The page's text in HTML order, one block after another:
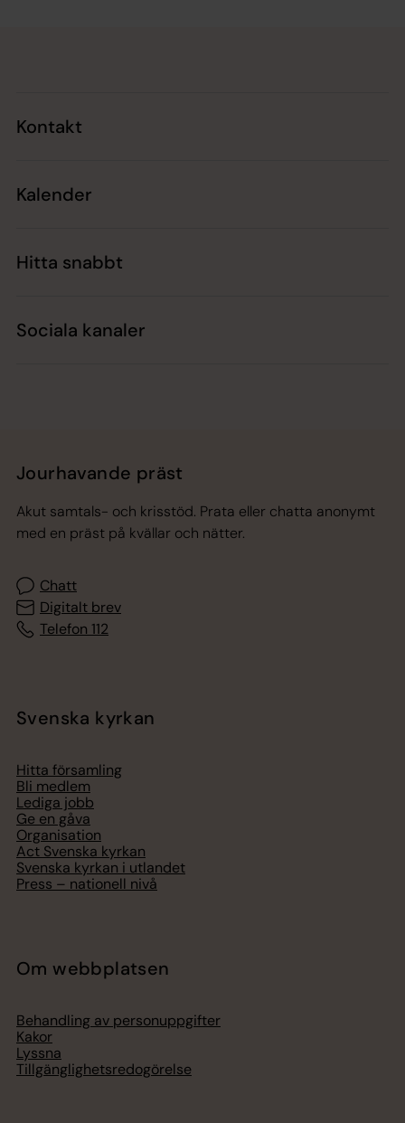
Kontakt
Kalender
Hitta snabbt
Sociala kanaler
Jourhavande präst
Akut samtals- och krisstöd. Prata eller chatta anonymt
med en präst på kvällar och nätter.
Chatt
Digitalt brev
Telefon 112
Svenska kyrkan
Hitta församling
Bli medlem
Lediga jobb
Ge en gåva
Organisation
Act Svenska kyrkan
Svenska kyrkan i utlandet
Press – nationell nivå
Om webbplatsen
Behandling av personuppgifter
Kakor
Lyssna
Tillgänglighetsredogörelse